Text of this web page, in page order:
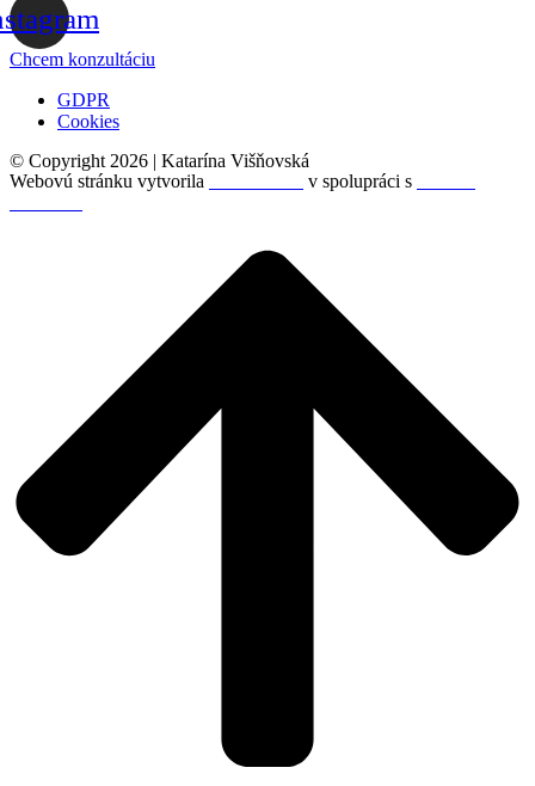
Chcem konzultáciu
GDPR
Cookies
© Copyright 2026 | Katarína Višňovská
Webovú stránku vytvorila
v spolupráci s